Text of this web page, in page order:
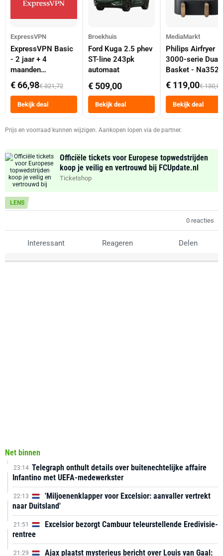
ExpressVPN
ExpressVPN Basic
- 2 jaar + 4
maanden
abonnement
€ 66,98€ 321,72
Bekijk deal
Broekhuis
Ford Kuga 2.5 phev
ST-line 243pk
automaat
€ 509,00
Bekijk deal
MediaMarkt
Philips Airfryer
3000-serie Dual
Basket -
Dubbele Mand 9
Tot 6 Personen
Heteluchtfriteuse
Zwart
€ 119,00€ 130,00
Bekijk deal
Prijs en voorraad kunnen wijzigen. Aankopen lopen via de partner.
Officiële tickets voor Europese topwedstrijden
koop je veilig en vertrouwd bij FCUpdate.nl
Ticketshop
LENS
0 reacties
Interessant Reageren Delen
Net binnen
23:14 Telegraph onthult details over buitenechtelijke affaire
Infantino met UEFA-medewerkster
22:13
'Miljoenenklapper voor Excelsior: aanvaller vertrekt
naar Duitsland'
21:51
Excelsior bezorgt Cambuur teleurstellende Eredivisie-
rentree
21:29 Ajax plaatst mysterieus bericht over Louis van Gaal: